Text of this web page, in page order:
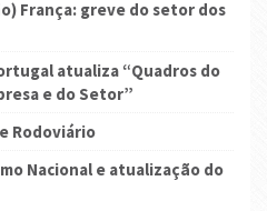
França: greve do setor dos
atualiza “Quadros do
e do Setor”
Rodoviário
Nacional e atualização do